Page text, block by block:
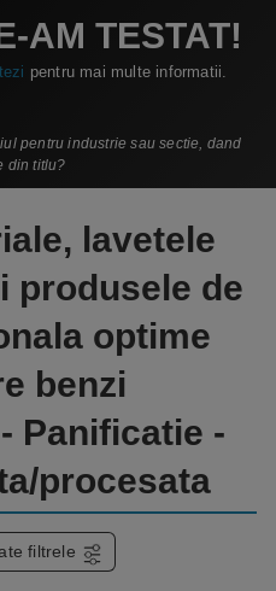
AM TESTAT!
pentru mai multe informatii.
pentru industrie sau sectie, dand
din titlu?
lavetele
produsele de
optime
benzi
Panificatie -
procesata
filtrele